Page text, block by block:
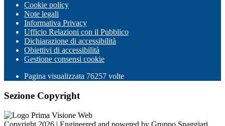
Cookie policy
Note legali
Informativa Privacy
Ufficio Relazioni con il Pubblico
Dichiarazione di accessibilità
Obiettivi di accessibilità
Gestione consensi cookie
Pagina visualizzata 76257 volte
Sezione Copyright
Copyright 2026 | Engineered and powered by Gruppo Spaggiari